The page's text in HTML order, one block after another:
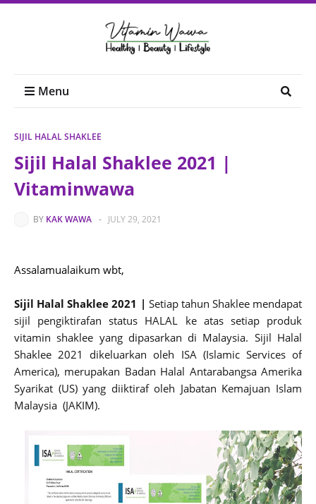
Menu
SIJIL HALAL SHAKLEE
Sijil Halal Shaklee 2021 |
Vitaminwawa
BY KAK WAWA - JULY 29, 2021
Assalamualaikum wbt,
Sijil Halal Shaklee 2021 | Setiap tahun Shaklee mendapat
sijil pengiktirafan status HALAL ke atas setiap produk
vitamin shaklee yang dipasarkan di Malaysia. Sijil Halal
Shaklee 2021 dikeluarkan oleh ISA (Islamic Services of
America), merupakan Badan Halal Antarabangsa Amerika
Syarikat (US) yang diiktiraf oleh Jabatan Kemajuan Islam
Malaysia (JAKIM).